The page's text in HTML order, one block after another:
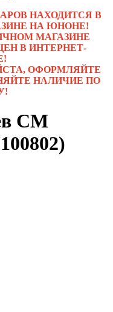
НАХОДИТСЯ В
НА ЮНОНЕ!
МАГАЗИНЕ
В ИНТЕРНЕТ-
ОФОРМЛЯЙТЕ
НАЛИЧИЕ ПО
СМ